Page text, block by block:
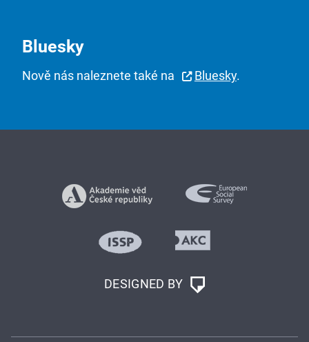
Bluesky
Nově nás naleznete také na Bluesky.
DESIGNED BY